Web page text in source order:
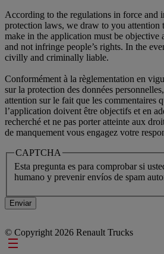
According to the regulations in force and
protection laws, we draw to you attention
make in the application must be
and not infringe people’s rights. In the
civilly and criminally liable.
Conformément à la règlementation en
sur la protection des données
attention sur le fait que les commentaires
l’application doivent être objectifs et en
recherché et ne pas porter atteinte aux
de manquement vous engagez votre
CAPTCHA
Esta pregunta es para comprobar si
humano y prevenir envíos de spam
© Copyright 2026 Renault Trucks
Footer